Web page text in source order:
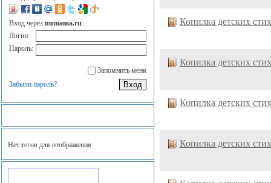
Вход через numama.ru:
Логин:
Пароль:
Запомнить меня
Забыли пароль?
Нет тегов для отображения
Копилка детских
Копилка детских
Копилка детских
Копилка детских